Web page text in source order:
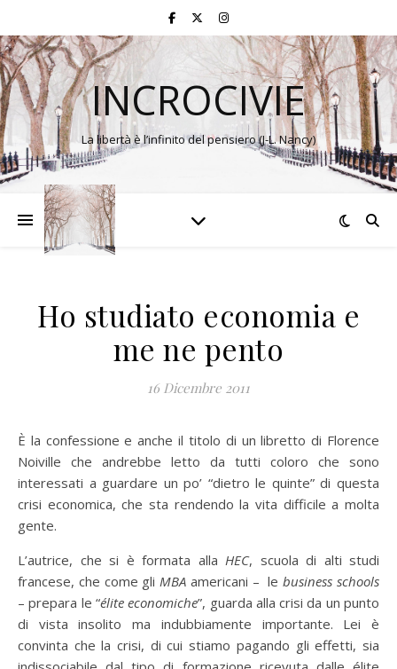
INCROCIVIE
La libertà è l’infinito del pensiero (J-L. Nancy)
Ho studiato economia e
me ne pento
16 Dicembre 2011
È la confessione e anche il titolo di un libretto di Florence
Noiville che andrebbe letto da tutti coloro che sono
interessati a guardare un po’ “dietro le quinte” di questa
crisi economica, che sta rendendo la vita difficile a molta
gente.
L’autrice, che si è formata alla HEC, scuola di alti studi
francese, che come gliMBA americani – lebusiness schools
– prepara le “élite economiche”, guarda alla crisi da un punto
di vista insolito ma indubbiamente importante. Lei è
convinta che la crisi, di cui stiamo pagando gli effetti, sia